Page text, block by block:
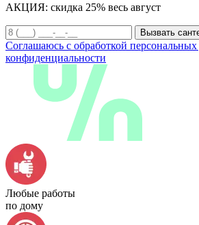
АКЦИЯ: скидка 25% весь август
Вызвать
Соглашаюсь с обработкой
конфиденциальности
Любые работы
по дому